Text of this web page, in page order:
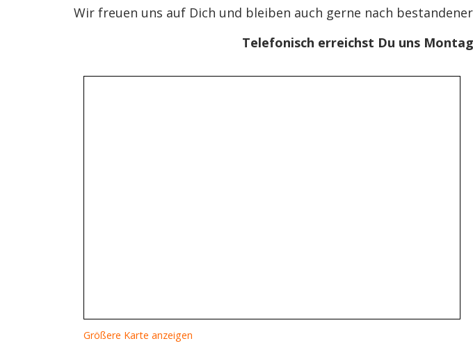
Wir freuen uns auf Dich und bleiben auch gerne nach
Telefonisch erreichst Du uns
Größere Karte anzeigen